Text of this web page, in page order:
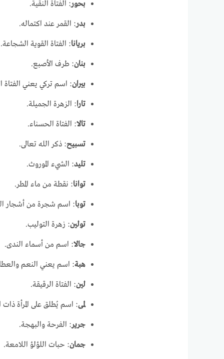
بحور: الفتاة النقية.
بدر: القمر عند اكتماله.
بريانا: الفتاة القوية الشجاعة.
بنان: طرف الأصبع.
بيران: اسم تركي يعني الفتاة
تارا: الزهرة الجميلة.
تالا: الفتاة الحسناء.
تسبيح: ذكر الله تعالى.
تليد: الشيء الموروث.
توانا: نقطة من ماء المطر.
توبا: اسم شجرة من أشجار
تولين: زهرة التوليب.
جالا: اسم من أسماء الندى.
هبة: اسم يعني النعم
لين: الفتاة الرقيقة.
لمى: اسم يُطلق على المرأة ذات
جرير: الفرحة والبهجة.
جمان: حبات اللؤلؤ اللامعة.